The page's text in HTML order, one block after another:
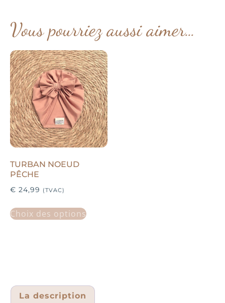
Vous pourriez aussi aimer…
TURBAN NOEUD
PÊCHE
€ 24,99 (TVAC)
Choix des options
La description